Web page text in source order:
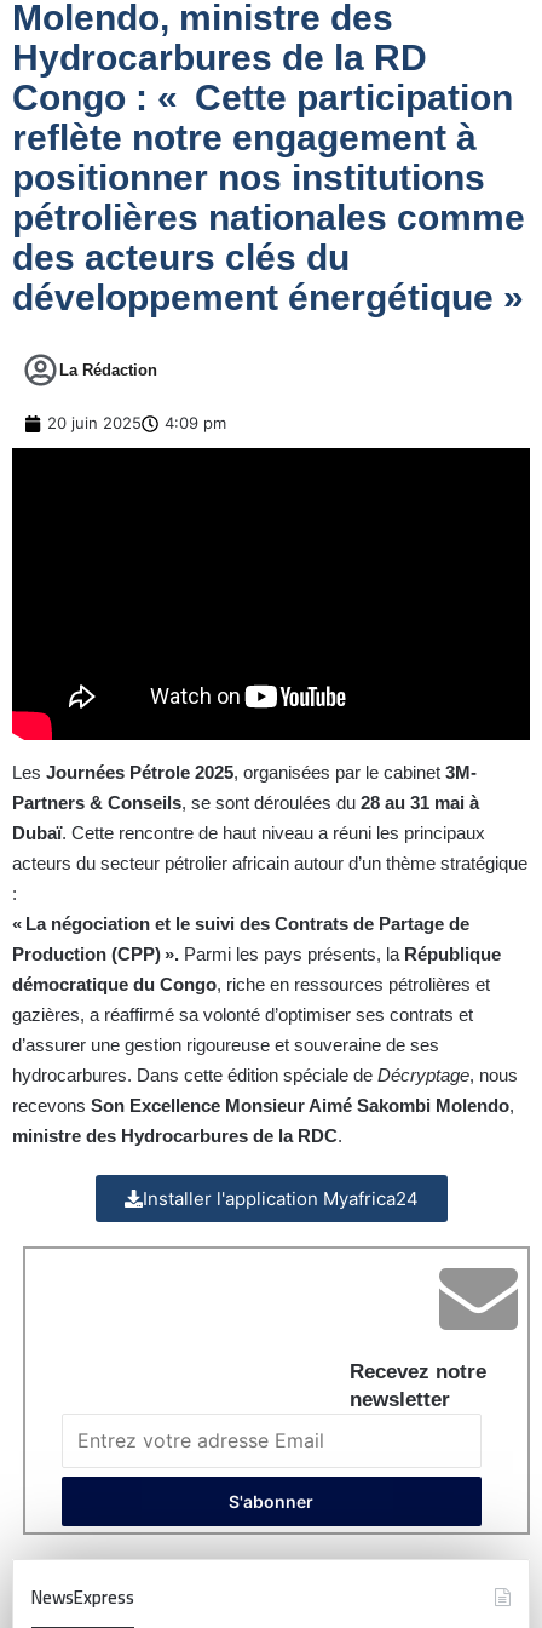
Molendo, ministre des
Hydrocarbures de la RD
Congo : « Cette participation
reflète notre engagement à
positionner nos institutions
pétrolières nationales comme
des acteurs clés du
développement énergétique »
La Rédaction
20 juin 2025 4:09 pm
Les Journées Pétrole 2025, organisées par le cabinet 3M-
Partners & Conseils, se sont déroulées du 28 au 31 mai à
Dubaï. Cette rencontre de haut niveau a réuni les principaux
acteurs du secteur pétrolier africain autour d’un thème stratégique
:
« La négociation et le suivi des Contrats de Partage de
Production (CPP) ». Parmi les pays présents, la République
démocratique du Congo, riche en ressources pétrolières et
gazières, a réaffirmé sa volonté d’optimiser ses contrats et
d’assurer une gestion rigoureuse et souveraine de ses
hydrocarbures. Dans cette édition spéciale de Décryptage, nous
recevons Son Excellence Monsieur Aimé Sakombi Molendo,
ministre des Hydrocarbures de la RDC.
Installer l'application Myafrica24
Recevez notre
newsletter
NewsExpress